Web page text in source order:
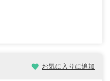
お気に入りに追加